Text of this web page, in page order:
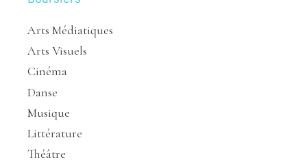
Arts Médiatiques
Arts Visuels
Cinéma
Danse
Musique
Littérature
Théâtre